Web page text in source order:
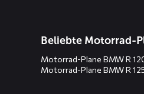
Beliebte Motorrad-
Motorrad-Plane BMW R
Motorrad-Plane BMW R